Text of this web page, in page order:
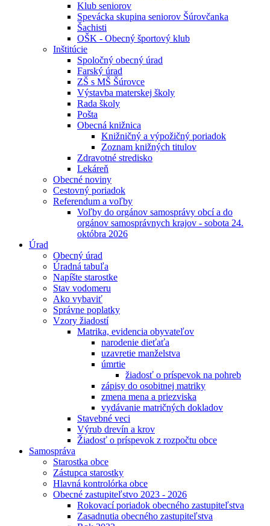
Klub seniorov
Spevácka skupina seniorov Šúrovčanka
Šachisti
OŠK - Obecný športový klub
Inštitúcie
Spoločný obecný úrad
Farský úrad
ZŠ s MŠ Šúrovce
Výstavba materskej školy
Rada školy
Pošta
Obecná knižnica
Knižničný a výpožičný poriadok
Zoznam knižných titulov
Zdravotné stredisko
Lekáreň
Obecné noviny
Cestovný poriadok
Referendum a voľby
Voľby do orgánov samosprávy obcí a do
orgánov samosprávnych krajov - sobota 24.
októbra 2026
Úrad
Obecný úrad
Úradná tabuľa
Napíšte starostke
Stav vodomeru
Ako vybaviť
Správne poplatky
Vzory žiadostí
Matrika, evidencia obyvateľov
narodenie dieťaťa
uzavretie manželstva
úmrtie
žiadosť o príspevok na pohreb
zápisy do osobitnej matriky
zmena mena a priezviska
vydávanie matričných dokladov
Stavebné veci
Výrub drevín a krov
Žiadosť o príspevok z rozpočtu obce
Samospráva
Starostka obce
Zástupca starostky
Hlavná kontrolórka obce
Obecné zastupiteľstvo 2023 - 2026
Rokovací poriadok obecného zastupiteľstva
Zasadnutia obecného zastupiteľstva